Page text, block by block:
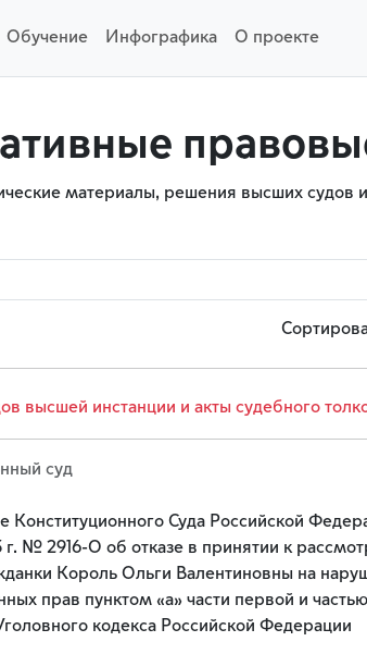
Обучение Инфографика О проекте
материалы, решения высших судов
высшей инстанции и акты судебного
суд
Суда Российской
г. № 2916-О об отказе в принятии к
Король Ольги Валентиновны на
прав пунктом «а» части первой и
кодекса Российской Федерации